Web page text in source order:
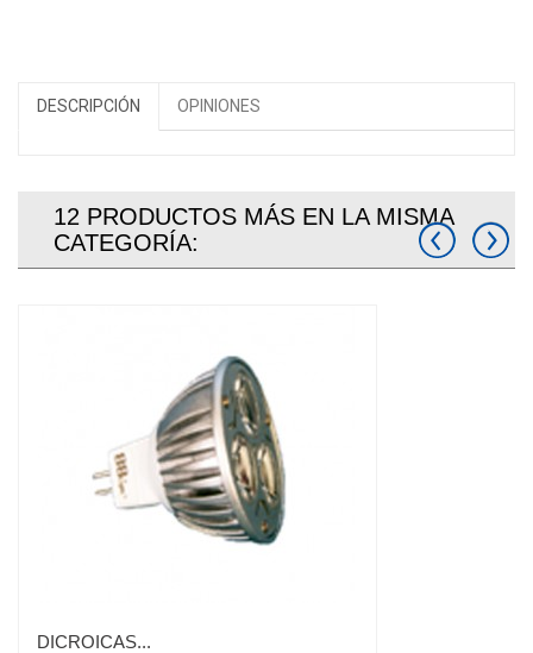
DESCRIPCIÓN OPINIONES
12 PRODUCTOS MÁS EN LA MISMA
CATEGORÍA:
DICROICAS...